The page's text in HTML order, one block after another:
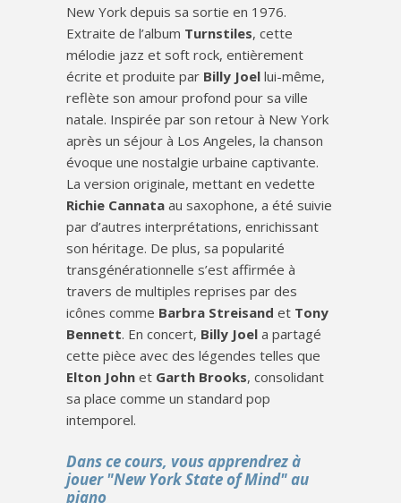
New York depuis sa sortie en 1976.
Extraite de l’album Turnstiles, cette
mélodie jazz et soft rock, entièrement
écrite et produite par Billy Joel lui-même,
reflète son amour profond pour sa ville
natale. Inspirée par son retour à New York
après un séjour à Los Angeles, la chanson
évoque une nostalgie urbaine captivante.
La version originale, mettant en vedette
Richie Cannata au saxophone, a été suivie
par d’autres interprétations, enrichissant
son héritage. De plus, sa popularité
transgénérationnelle s’est affirmée à
travers de multiples reprises par des
icônes comme Barbra Streisand et Tony
Bennett. En concert, Billy Joel a partagé
cette pièce avec des légendes telles que
Elton John et Garth Brooks, consolidant
sa place comme un standard pop
intemporel.
Dans ce cours, vous apprendrez à
jouer "New York State of Mind" au
piano